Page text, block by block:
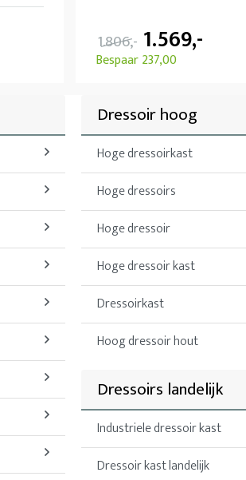
1.806,- 1.569,-
Bespaar 237,00
Dressoir hoog
Hoge dressoirkast
Hoge dressoirs
Hoge dressoir
Hoge dressoir kast
Dressoirkast
Hoog dressoir hout
Dressoirs landelijk
Industriele dressoir kast
Dressoir kast landelijk